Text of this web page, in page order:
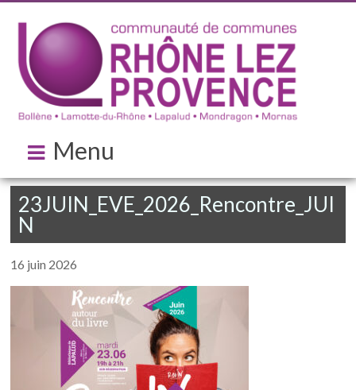
Menu
23JUIN_EVE_2026_Rencontre_JUI
N
16 juin 2026